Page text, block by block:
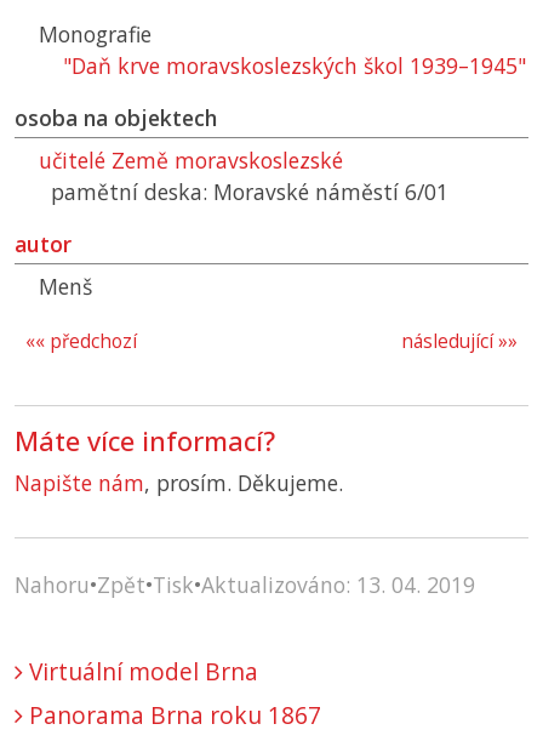
Monografie
"Daň krve moravskoslezských škol 1939–1945"
osoba na objektech
učitelé Země moravskoslezské
pamětní deska: Moravské náměstí 6/01
autor
Menš
následující »»
«« předchozí
Máte více informací?
Napište nám, prosím. Děkujeme.
Nahoru•Zpět•Tisk•Aktualizováno: 13. 04. 2019
Virtuální model Brna
Panorama Brna roku 1867